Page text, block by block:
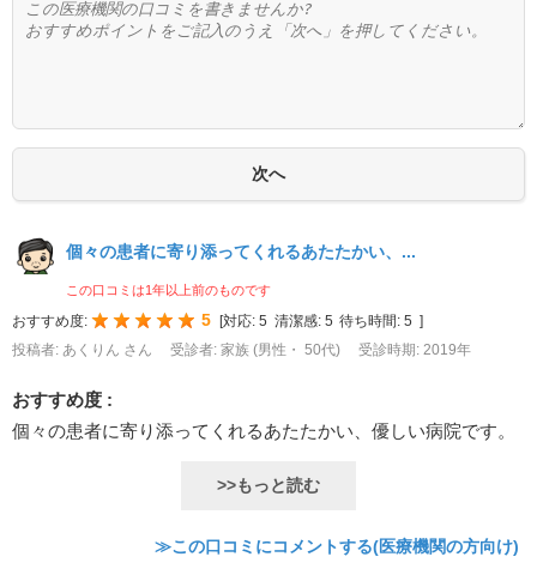
個々の患者に寄り添ってくれるあたたかい、...
この口コミは1年以上前のものです
おすすめ度: 5 対応: 5 清潔感: 5 待ち時間: 5
投稿者: あくりん さん
受診者: 家族 (男性・ 50代) 受診時期: 2019年
おすすめ度 :
個々の患者に寄り添ってくれるあたたかい、優しい病院です。
>>もっと読む
≫この口コミにコメントする(医療機関の方向け)